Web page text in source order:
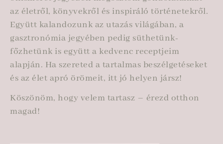
az életről, könyvekről és inspiráló történetekről.
Együtt kalandozunk az utazás világában, a
gasztronómia jegyében pedig süthetünk-
főzhetünk is együtt a kedvenc receptjeim
alapján. Ha szereted a tartalmas beszélgetéseket
és az élet apró örömeit, itt jó helyen jársz!
Köszönöm, hogy velem tartasz – érezd otthon
magad!